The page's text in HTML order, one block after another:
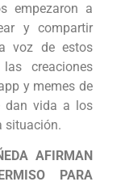
empezaron a
y compartir
voz de estos
creaciones
y memes de
dan vida a los
situación.
AFIRMAN
PARA